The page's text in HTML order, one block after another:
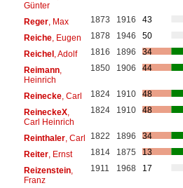
Günter
Reger, Max 1873 1916
43
Reiche, Eugen 1878 1946
50
Reichel, Adolf 1816 1896
34
Reimann,
Heinrich
1850 1906 44
Reinecke, Carl 1824 1910
48
ReineckeX,
Carl Heinrich
1824 1910 48
Reinthaler, Carl 1822 1896
34
Reiter, Ernst 1814 1875
13
Reizenstein,
Franz
1911 1968 17